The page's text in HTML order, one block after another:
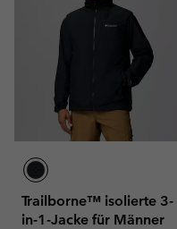
Trailborne™ isolierte 3-
in-1-Jacke für Männer